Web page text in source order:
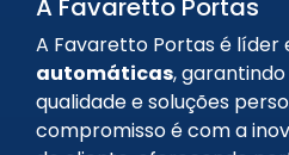
A Favaretto Portas é líder
automáticas,
qualidade e soluções
compromisso é com a